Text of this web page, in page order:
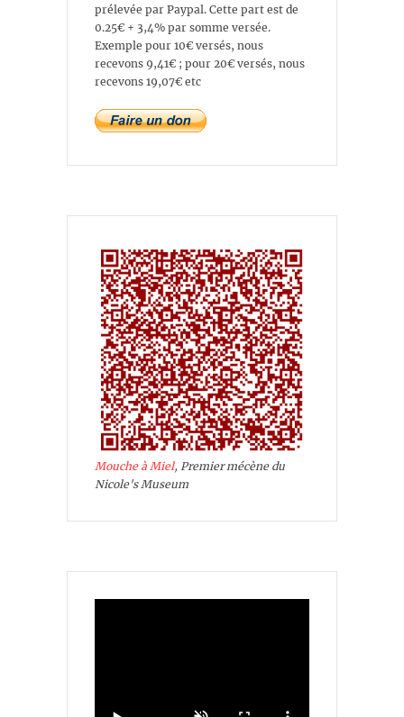
prélevée par Paypal. Cette part est de
0.25€ + 3,4% par somme versée.
Exemple pour 10€ versés, nous
recevons 9,41€ ; pour 20€ versés, nous
recevons 19,07€ etc
Mouche à Miel, Premier mécène du
Nicole's Museum